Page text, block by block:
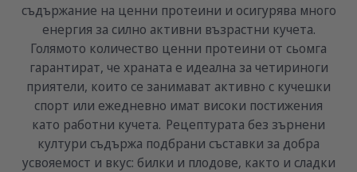
съдържание на ценни протеини и осигурява много
енергия за силно активни възрастни кучета.
Голямото количество ценни протеини от сьомга
гарантират, че храната е идеална за четириноги
приятели, които се занимават активно с кучешки
спорт или ежедневно имат високи постижения
като работни кучета. Рецептурата без зърнени
култури съдържа подбрани съставки за добра
усвояемост и вкус: билки и плодове, както и сладки